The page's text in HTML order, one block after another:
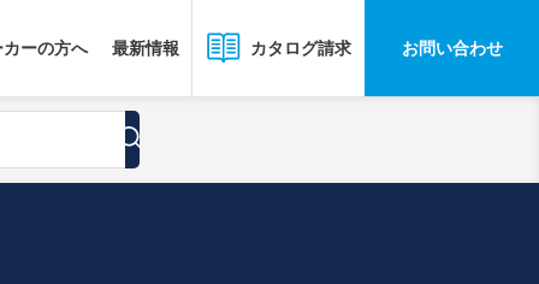
ーの方へ 最新情報 カタログ請求 お問い合わせ